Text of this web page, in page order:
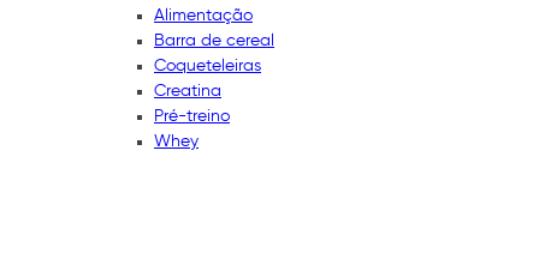
Alimentação
Barra de cereal
Coqueteleiras
Creatina
Pré-treino
Whey